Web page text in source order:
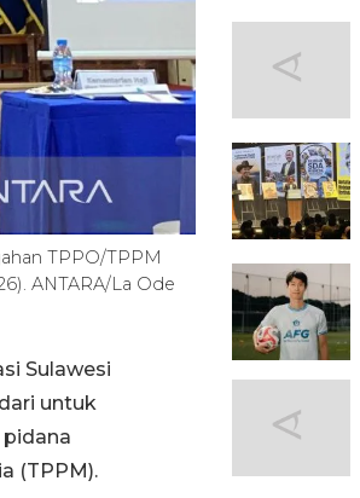
TPPO/TPPM
ANTARA/La Ode
Sulawesi
untuk
(TPPM).